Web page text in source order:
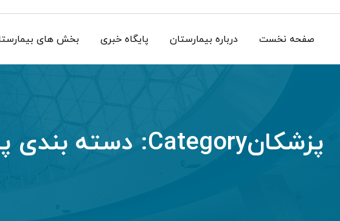
صفحه نخست درباره بيمارستان پایگاه خبری بخش های
پزشکانCategory: دسته بندی